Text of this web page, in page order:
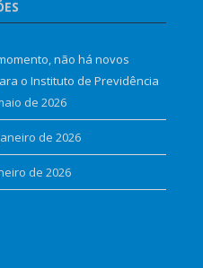
não há novos
o Instituto de Previdência
de 2026
de 2026
de 2026